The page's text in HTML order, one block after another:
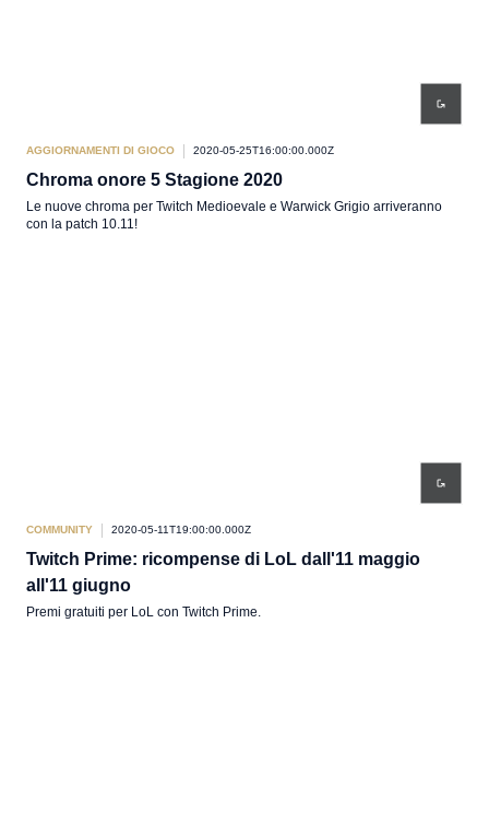
AGGIORNAMENTI DI GIOCO 2020-05-25T16:00:00.000Z
Chroma onore 5 Stagione 2020
Le nuove chroma per Twitch Medioevale e Warwick Grigio arriveranno
con la patch 10.11!
COMMUNITY 2020-05-11T19:00:00.000Z
Twitch Prime: ricompense di LoL dall'11 maggio
all'11 giugno
Premi gratuiti per LoL con Twitch Prime.